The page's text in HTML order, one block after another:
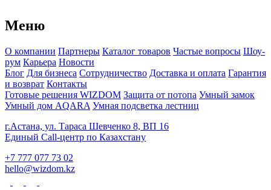
Меню
О компании Партнеры Каталог товаров Частые вопросы Шоу-
рум Карьера Новости
Блог Для бизнеса Сотрудничество Доставка и оплата Гарантия
и возврат Контакты
Готовые решения WIZDOM Защита от потопа Умный замок
Умный дом AQARA Умная подсветка лестниц
г.Астана, ул. Тараса Шевченко 8, ВП 16
Единый Call-центр по Казахстану
+7 777 077 73 02
hello@wizdom.kz